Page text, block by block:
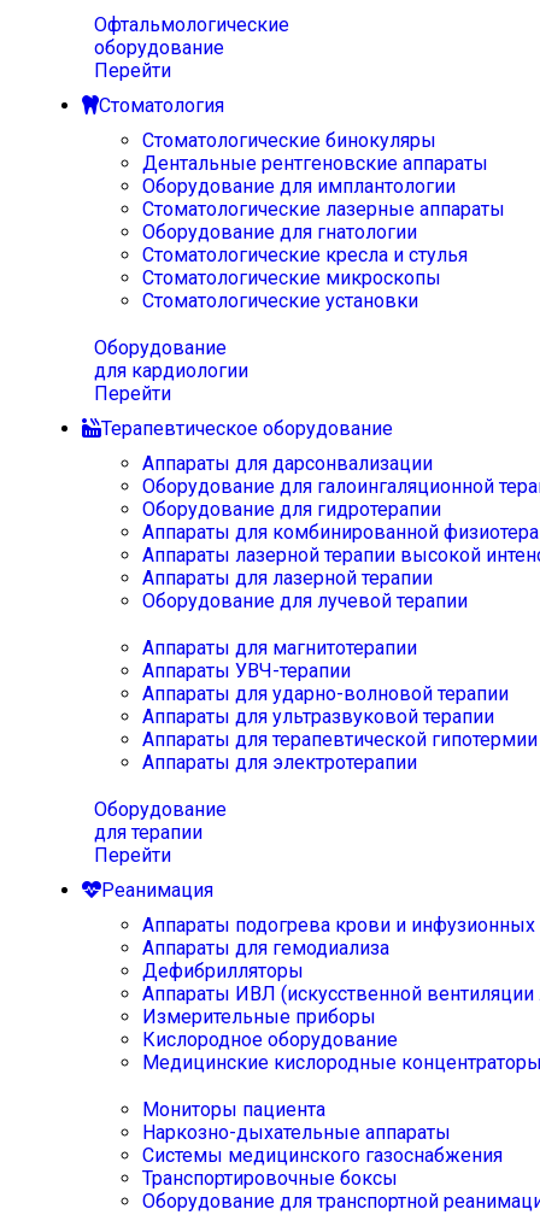
Офтальмологические
оборудование
Перейти
Стоматология
Стоматологические бинокуляры
Дентальные рентгеновские аппараты
Оборудование для имплантологии
Стоматологические лазерные аппараты
Оборудование для гнатологии
Стоматологические кресла и стулья
Стоматологические микроскопы
Стоматологические установки
Оборудование
для кардиологии
Перейти
Терапевтическое оборудование
Аппараты для дарсонвализации
Оборудование для галоингаляционной
Оборудование для гидротерапии
Аппараты для комбинированной
Аппараты лазерной терапии высокой
Аппараты для лазерной терапии
Оборудование для лучевой терапии
Аппараты для магнитотерапии
Аппараты УВЧ-терапии
Аппараты для ударно-волновой терапии
Аппараты для ультразвуковой терапии
Аппараты для терапевтической
Аппараты для электротерапии
Оборудование
для терапии
Перейти
Реанимация
Аппараты подогрева крови и инфузионных
Аппараты для гемодиализа
Дефибрилляторы
Аппараты ИВЛ (искусственной вентиляции
Измерительные приборы
Кислородное оборудование
Медицинские кислородные
Мониторы пациента
Наркозно-дыхательные аппараты
Системы медицинского газоснабжения
Транспортировочные боксы
Оборудование для транспортной